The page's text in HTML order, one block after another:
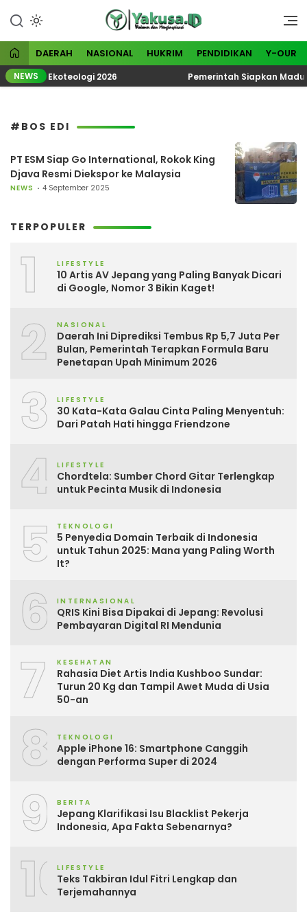
konten
Yakusa
Visioner dan Menginspirasi
DAERAH NASIONAL HUKRIM PENDIDIKAN Y-OUR
NEWS
Tematik Ekoteologi 2026 Pemerintah Siapkan
#BOS EDI
PT ESM Siap Go International, Rokok King
Djava Resmi Diekspor ke Malaysia
NEWS 4 September 2025
TERPOPULER
1 LIFESTYLE
10 Artis AV Jepang yang Paling Banyak Dicari
di Google, Nomor 3 Bikin Kaget!
2 NASIONAL
Daerah Ini Diprediksi Tembus Rp 5,7 Juta Per
Bulan, Pemerintah Terapkan Formula Baru
Penetapan Upah Minimum 2026
3 LIFESTYLE
30 Kata-Kata Galau Cinta Paling Menyentuh:
Dari Patah Hati hingga Friendzone
4 LIFESTYLE
Chordtela: Sumber Chord Gitar Terlengkap
untuk Pecinta Musik di Indonesia
5 TEKNOLOGI
5 Penyedia Domain Terbaik di Indonesia
untuk Tahun 2025: Mana yang Paling Worth
It?
6 INTERNASIONAL
QRIS Kini Bisa Dipakai di Jepang: Revolusi
Pembayaran Digital RI Mendunia
7 KESEHATAN
Rahasia Diet Artis India Kushboo Sundar:
Turun 20 Kg dan Tampil Awet Muda di Usia
50-an
8 TEKNOLOGI
Apple iPhone 16: Smartphone Canggih
dengan Performa Super di 2024
9 BERITA
Jepang Klarifikasi Isu Blacklist Pekerja
Indonesia, Apa Fakta Sebenarnya?
10LIFESTYLE
Teks Takbiran Idul Fitri Lengkap dan
Terjemahannya